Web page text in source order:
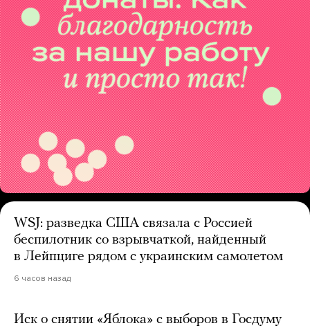
WSJ: разведка США связала с Россией
беспилотник со взрывчаткой, найденный
в Лейпциге рядом с украинским самолетом
6 часов назад
Иск о снятии «Яблока» с выборов в Госдуму